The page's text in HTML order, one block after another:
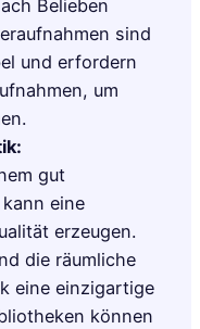
Belieben
sind
und erfordern
um
gut
eine
erzeugen.
die räumliche
eine einzigartige
können